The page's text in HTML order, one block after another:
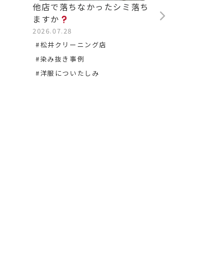
他店で落ちなかったシミ落ち
ますか
2026.07.28
#松井クリーニング店
#染み抜き事例
#洋服についたしみ